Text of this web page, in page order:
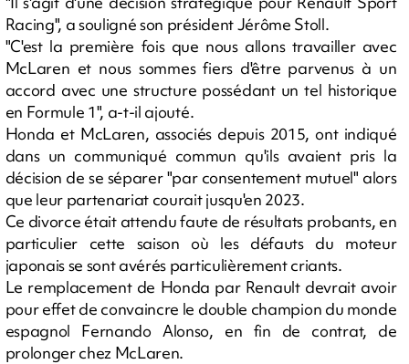
Racing", a souligné son président Jérôme Stoll.
"C'est la première fois que nous allons travailler avec
McLaren et nous sommes fiers d'être parvenus à un
accord avec une structure possédant un tel historique
en Formule 1", a-t-il ajouté.
Honda et McLaren, associés depuis 2015, ont indiqué
dans un communiqué commun qu'ils avaient pris la
décision de se séparer "par consentement mutuel" alors
que leur partenariat courait jusqu'en 2023.
Ce divorce était attendu faute de résultats probants, en
particulier cette saison où les défauts du moteur
japonais se sont avérés particulièrement criants.
Le remplacement de Honda par Renault devrait avoir
pour effet de convaincre le double champion du monde
espagnol Fernando Alonso, en fin de contrat, de
prolonger chez McLaren.